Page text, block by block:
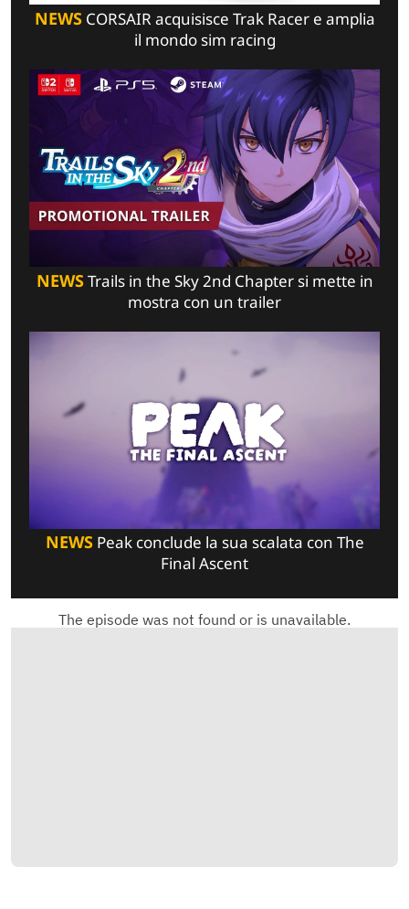
NEWSCORSAIR acquisisce Trak Racer e amplia
il mondo sim racing
NEWSTrails in the Sky 2nd Chapter si mette in
mostra con un trailer
NEWSPeak conclude la sua scalata con The
Final Ascent